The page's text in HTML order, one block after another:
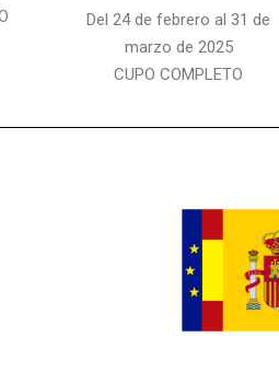
Del 24 de febrero al 31 de
marzo de 2025
CUPO COMPLETO